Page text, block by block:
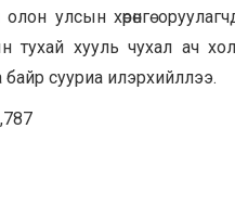
улсын хөрөнгө
тухай хууль чухал ач
сууриа илэрхийллээ.